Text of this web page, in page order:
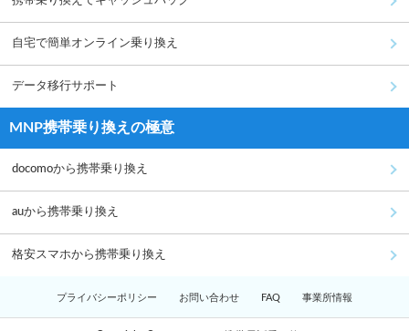
自宅で簡単オンライン乗り換え
データ移行サポート
MNP携帯乗り換えの極意
docomoから携帯乗り換え
auから携帯乗り換え
格安スマホから携帯乗り換え
プライバシーポリシー お問い合わせ FAQ 事業所情報